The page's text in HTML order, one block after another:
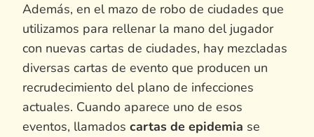
Además, en el mazo de robo de ciudades que
utilizamos para rellenar la mano del jugador
con nuevas cartas de ciudades, hay mezcladas
diversas cartas de evento que producen un
recrudecimiento del plano de infecciones
actuales. Cuando aparece uno de esos
eventos, llamados cartas de epidemia se